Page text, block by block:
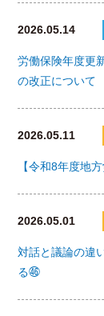
2026.05.14
労働保険年度更
の改正について
2026.05.11
【令和8年度地
2026.05.01
対話と議論の違
る㊻